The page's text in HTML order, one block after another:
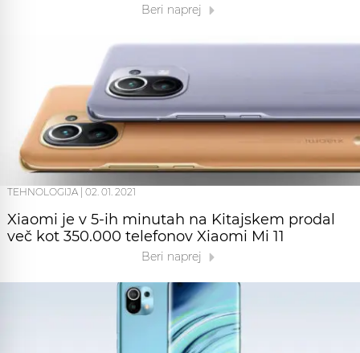
Beri naprej
TEHNOLOGIJA 02. 01. 2021
Xiaomi je v 5-ih minutah na Kitajskem prodal
več kot 350.000 telefonov Xiaomi Mi 11
Beri naprej